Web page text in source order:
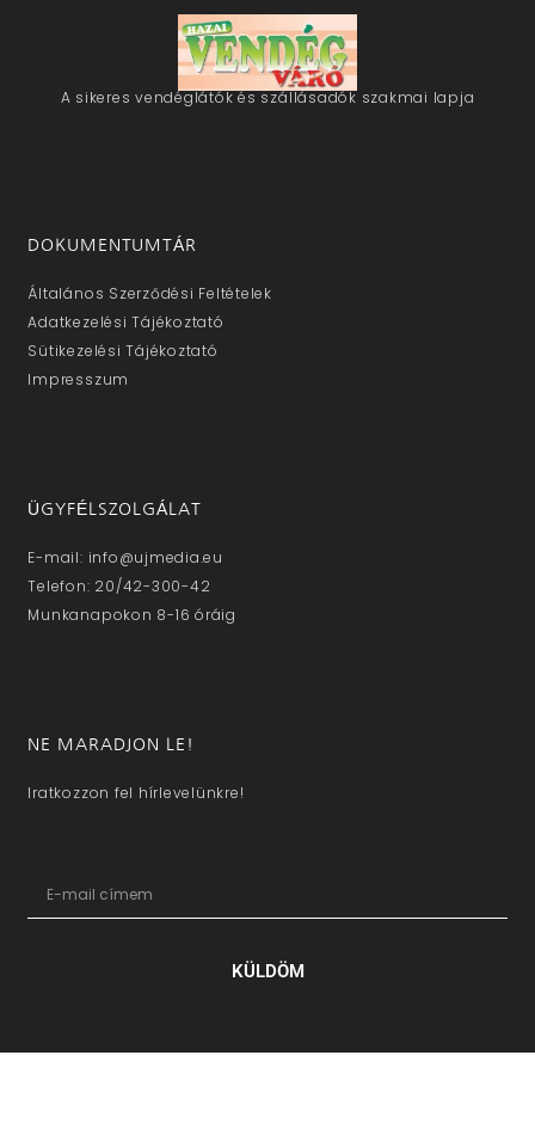
A sikeres vendéglátók és szállásadók szakmai lapja
DOKUMENTUMTÁR
Általános Szerződési Feltételek
Adatkezelési Tájékoztató
Sütikezelési Tájékoztató
Impresszum
ÜGYFÉLSZOLGÁLAT
E-mail: info@ujmedia.eu
Telefon: 20/42-300-42
Munkanapokon 8-16 óráig
NE MARADJON LE!
Iratkozzon fel hírlevelünkre!
KÜLDÖM